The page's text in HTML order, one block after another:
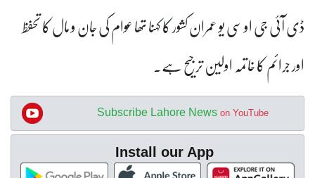
ڈی آئی جی او سی یوعمران کشورکا کہنا تھاعوام کی جان و مال کا تحفظ
اور جرائم کا خاتمہ اولین ترجیح ہے۔
Subscribe Lahore News on YouTube
Install our App